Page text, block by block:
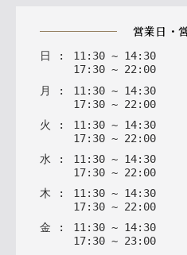
営業日・
日 : 11: 30 ~ 14: 30
17: 30 ~ 22: 00
月
: 11 : 30 ~ 14: 30
17: 30 ~ 22 : 00
火
: 11 : 30 ~ 14: 30
17: 30 ~ 22 : 00
水 : 11 : 30 ~ 14: 30
17: 30 ~ 22 : 00
木 : 11 : 30 ~ 14: 30
17: 30 ~ 22 : 00
金 : 11: 30 ~ 14: 30
17: 30 ~ 23: 00